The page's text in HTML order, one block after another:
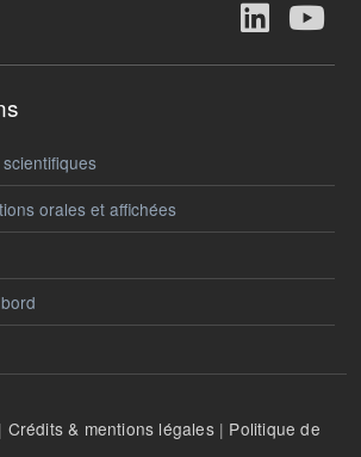
orales et affichées
Crédits & mentions légales| Politique de